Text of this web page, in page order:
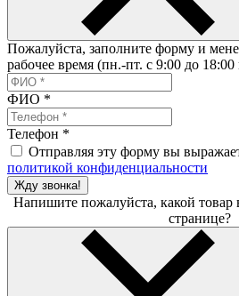
Пожалуйста, заполните форму и
рабочее время (пн.-пт. с 9:00 до
ФИО *
Телефон *
Отправляя эту форму вы
политикой конфиденциальности
Жду звонка!
Напишите пожалуйста, какой товар
странице?